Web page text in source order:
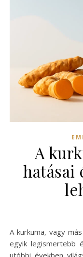
A
hatásai
A kurkuma, vagy más néven aranyfűszer, az indiai konyha
egyik legismertebb
utóbbi években